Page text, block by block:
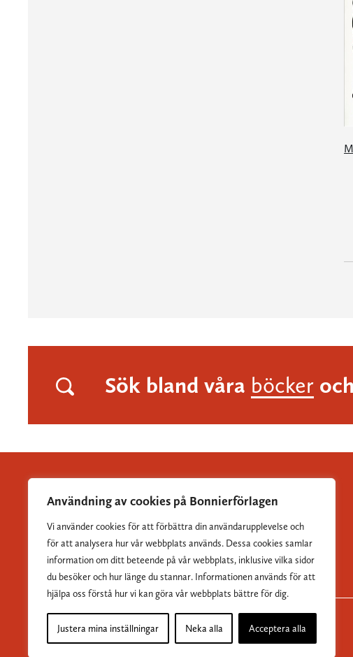
Användning av cookies på Bonnierförlagen
Vi använder cookies för att förbättra din användarupplevelse och
för att analysera hur vår webbplats används. Dessa cookies samlar
information om ditt beteende på vår webbplats, inklusive vilka sidor
du besöker och hur länge du stannar. Informationen används för att
hjälpa oss förstå hur vi kan göra vår webbplats bättre för dig.
Justera mina inställningar Neka alla Acceptera alla
Sök bland våra böcker och
Albert Bonniers Förlag grundades 1837 och är Sveriges
största skönlitterära förlag.